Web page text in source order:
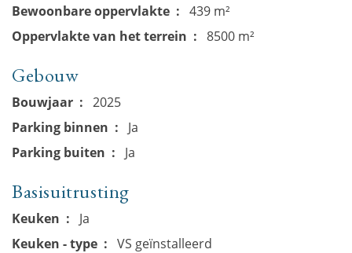
Bewoonbare oppervlakte
439 m²
Oppervlakte van het terrein
8500 m²
Gebouw
Bouwjaar
2025
Parking binnen
Ja
Parking buiten
Ja
Basisuitrusting
Keuken
Ja
Keuken - type
VS geïnstalleerd